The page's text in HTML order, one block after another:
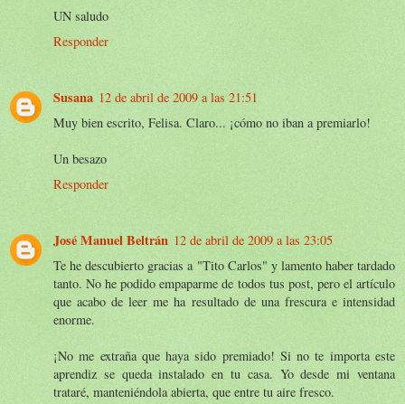
UN saludo
Responder
Susana 12 de abril de 2009 a las 21:51
Muy bien escrito, Felisa. Claro... ¡cómo no iban a premiarlo!
Un besazo
Responder
José Manuel Beltrán 12 de abril de 2009 a las 23:05
Te he descubierto gracias a "Tito Carlos" y lamento haber tardado
tanto. No he podido empaparme de todos tus post, pero el artículo
que acabo de leer me ha resultado de una frescura e intensidad
enorme.
¡No me extraña que haya sido premiado! Si no te importa este
aprendiz se queda instalado en tu casa. Yo desde mi ventana
trataré, manteniéndola abierta, que entre tu aire fresco.